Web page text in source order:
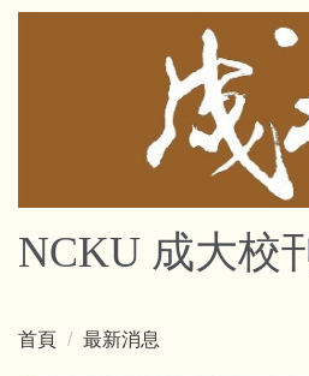
跳
NCKU 成大校
首頁 最新消息